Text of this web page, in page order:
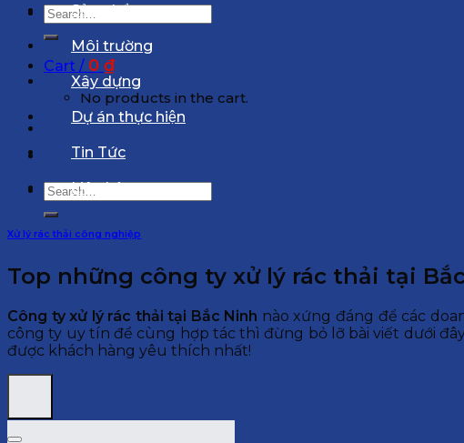
Search
for:
Cart / 0 ₫
No products in the cart.
Search
for:
Sản phẩm
Môi trường
Xây dựng
Dự án thực hiện
Tin Tức
Liên hệ
Xử lý rác thải công nghiệp
Top những công ty xử lý rác thải tại
Công ty xử lý rác thải tại Bắc Ninh nào xứng đáng để các
công ty uy tín để cùng hợp tác thì đừng bỏ lỡ bài viết dưới
được khách hàng yêu thích nhất!